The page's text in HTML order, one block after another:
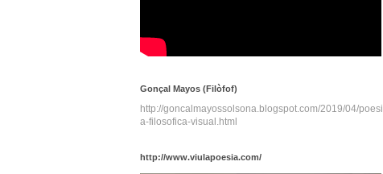
Gonçal Mayos (Filòfof)
http://goncalmayossolsona.blogspot.com/2019/04/poesi
a-filosofica-visual.html
http://www.viulapoesia.com/